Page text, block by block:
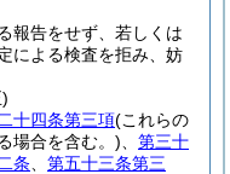
報告をせず、若しくは
による検査を拒み、妨
十四条第三項(これらの
場合を含む。)
第三十
条
第五十三条第三